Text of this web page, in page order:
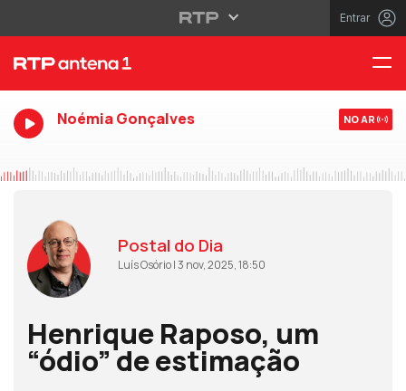
Entrar
Noémia Gonçalves NO AR
Postal do Dia
Luís Osório | 3 nov, 2025, 18:50
Henrique Raposo, um
“ódio” de estimação